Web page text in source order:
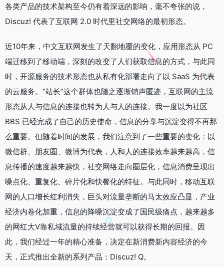
各类产品的技术架构至今仍有着深远的影响，毫不夸张的说，
Discuz! 代表了互联网 2.0 时代里社交网络的最初形态。
近10年来，中文互联网发生了天翻地覆的变化，应用形态从 PC
端迁移到了移动端，深刻的改变了人们获取信息的方式，与此同
时，开源服务的技术形态也从私有化部署走向了以 SaaS 为代表
的云服务。“站长”这个群体也随之逐渐销声匿迹，互联网的主流
形态从人与信息的连接也转为人与人的连接。我一度以为社区
BBS 已经完成了自己的历史使命，信息的分享与沉淀变得不再那
么重要。但随着时间的发展，我们注意到了一些重要的变化：以
微信群、朋友圈、微博为代表，人和人的连接效率越来越高，信
息传播的速度越来越快，社交网络走向圈层化，信息消费呈现出
噪点化、重复化、碎片化和快餐化的特征。与此同时，移动互联
网的人口增长红利消失，巨头对流量垄断的马太效应凸显，产业
经济内卷化加重，信息的降噪沉淀变成了国民级痛点，越来越多
的网红大V靠私域流量的持续经营就可以获得长期的回报。因
此，我们经过一年的精心准备，决定在新消费新内容经济的今
天，正式推出全新的系列产品：Discuz! Q。